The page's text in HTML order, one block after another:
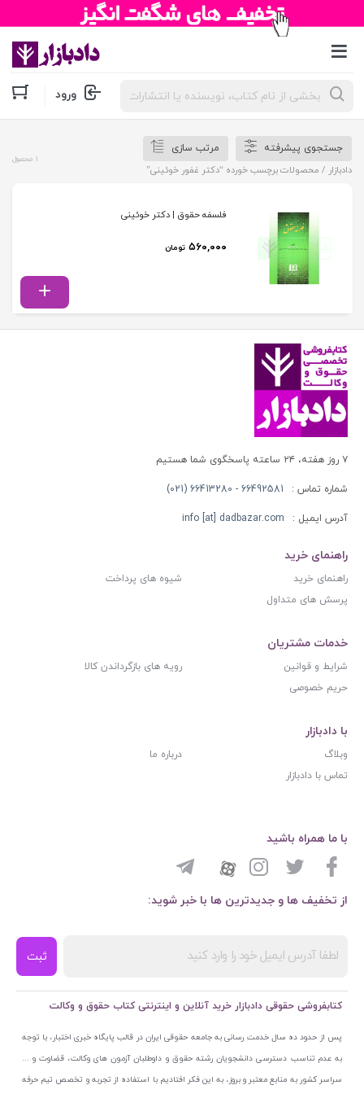
جستجوی
محصولات ورود
جستجوی پیشرفته
مرتب سازی
دادبازار / محصولات برچسب خورده “دکتر غفور خوئینی”
1 محصول
فلسفه حقوق | دکتر خوئینی
۵۶۰,۰۰۰ تومان
۷ روز هفته، ۲۴ ساعته پاسخگوی شما هستیم
شماره تماس : 66492581 - 66413280 (021)
آدرس ایمیل : info [at] dadbazar.com
راهنمای خرید
راهنمای خرید
شیوه های پرداخت
پرسش های متداول
خدمات مشتریان
شرایط و قوانین
رویه های بازگرداندن کالا
حریم خصوصی
با دادبازار
وبلاگ
درباره ما
تماس با دادبازار
از تخفیف ها و جدیدترین ها با خبر شوید:
ثبت
با ما همراه باشید
کتابفروشی حقوقی دادبازار خرید آنلاین و اینترنتی کتاب حقوق و وکالت
پس از حدود ده سال خدمت رسانی به جامعه حقوقی ایران در قالب پایگاه خبری اختبار، با توجه
به عدم تناسب دسترسی دانشجویان رشته حقوق و داوطلبان آزمون های وکالت، قضاوت و ...
سراسر کشور به منابع معتبر و بروز، به این فکر افتادیم با استفاده از تجربه و تخصص تیم حرفه